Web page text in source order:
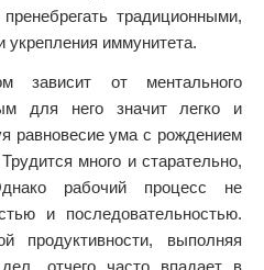
традиционными,
иммунитета.
зависит от ментального
для него значит легко и
равновесие ума с рождением
много и старательно,
рабочий процесс не
и последовательностью.
продуктивности, выполняя
отчего часто впадает в